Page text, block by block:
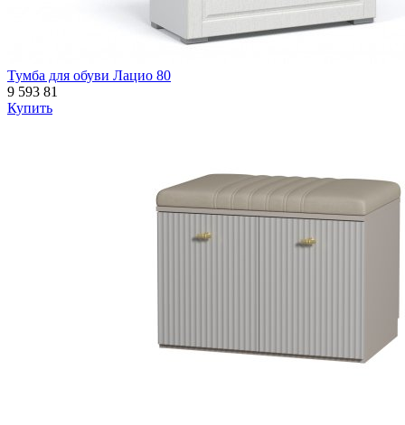
Тумба для обуви Лацио 80
9 593 81
Купить